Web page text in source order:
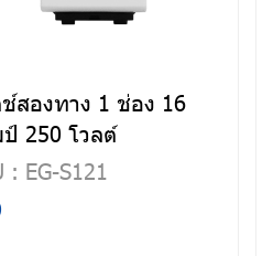
สองทาง 1 ช่อง 16
250 โวลต์
: EG-S121